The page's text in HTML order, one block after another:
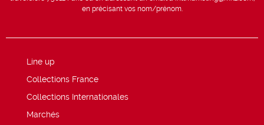
en précisant vos nom/prénom.
Line up
Collections France
Collections Internationales
Marchés